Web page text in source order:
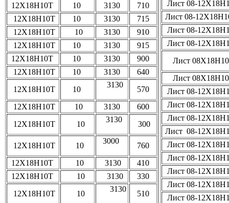
12Х18Н10Т 10 3130
710
12Х18Н10Т
10 3130
715
12Х18Н10Т
10 3130
910
12Х18Н10Т
10 3130
915
12Х18Н10Т
10 3130
900
12Х18Н10Т
10 3130
640
12Х18Н10Т
10
3130
570
12Х18Н10Т
10 3130
600
12Х18Н10Т
10
3130
300
12Х18Н10Т 10
3000
760
12Х18Н10Т
10 3130
410
12Х18Н10Т
10 3130
330
12Х18Н10Т
10
3130
510
Лист 08-
Лист 08-
Лист 08-
Лист 08-
Лист
Лист
Лист 08-
Лист 08-
Лист 08-
Лист 08-
Лист 08-
Лист 08-
Лист 08-
Лист 08-
Лист 08-